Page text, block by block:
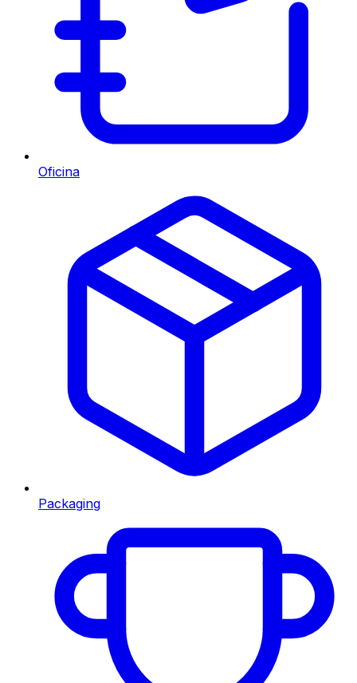
Oficina
Packaging